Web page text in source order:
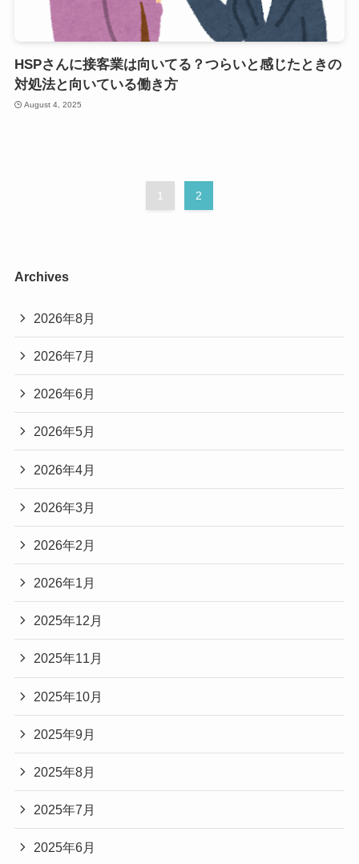
HSPさんに接客業は向いてる？つらいと感じたときの
対処法と向いている働き方
August 4, 2025
1 2
Archives
2026年8月
2026年7月
2026年6月
2026年5月
2026年4月
2026年3月
2026年2月
2026年1月
2025年12月
2025年11月
2025年10月
2025年9月
2025年8月
2025年7月
2025年6月